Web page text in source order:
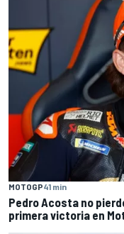
MOTOGP41 min
Pedro Acosta no
primera victoria en